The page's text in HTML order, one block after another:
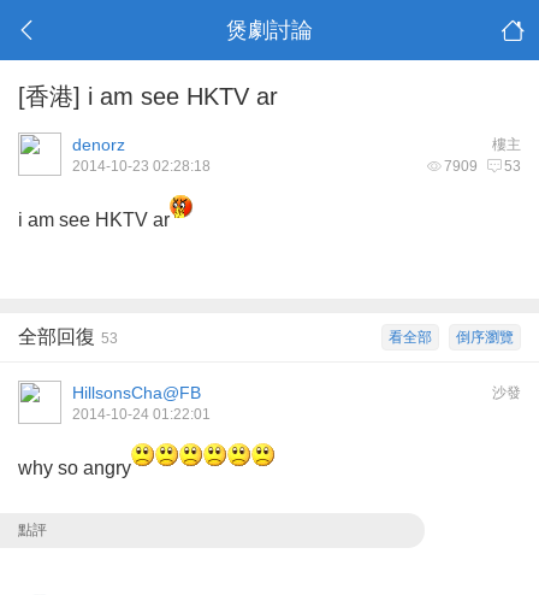
煲劇討論
[香港] i am see HKTV ar
樓主
denorz
7909 53
2014-10-23 02:28:18
i am see HKTV ar
倒序瀏覽
看全部
全部回復 53
沙發
HillsonsCha@FB
2014-10-24 01:22:01
why so angry
點評